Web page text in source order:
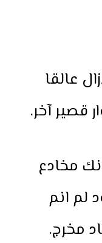
عالقا
قصير آخر.
مخادع
لم انم
مخرج.